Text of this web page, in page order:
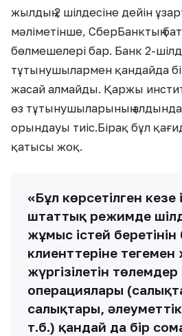
жылдың 2 шілдесіне дейін
мәліметінше, СберБанктың
бөлмешелері бар. Банк 2-
тұтынушылармен қандайда
жасай алмайды. Қаржы
өз тұтынушыларының
орындауы тиіс.Бірақ бұл
қатысы жоқ.
«Бұл көрсетілген кезең
штаттық режимде
жұмыс істей беретінін
клиенттеріне
жүргізілетін
операциялары
салықтары,
т.б.) қандай да бір